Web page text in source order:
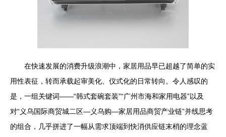
在快速发展的消费升级浪潮中，家居用品早已超越了简单的实
用性表征，转而承载起审美化、仪式化的日常转向。令人感叹的
是，一组关键词——“韩式套碗套装”“广州市海和家用电器”以及
对“义乌国际商贸城二区—义乌购—家居用品商贸产业链”并线思考
的组合，几乎拼进了一幅从需求顶端到快消供应链末梢的理念蓝